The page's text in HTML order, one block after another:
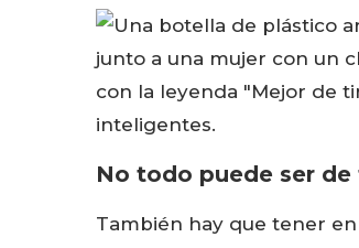
No todo puede ser
También hay que tener